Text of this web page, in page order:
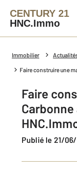
CENTURY 21
HNC.Immo
Immobilier
Faire construire une
Faire
Carbonne
Publié le 21/